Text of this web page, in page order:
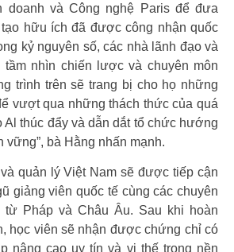
doanh và Công nghệ Paris để đưa
hữu ích đã được công nhận quốc
kỷ nguyên số, các nhà lãnh đạo và
nhìn chiến lược và chuyên môn
trình trên sẽ trang bị cho họ những
vượt qua những thách thức của quá
Al thúc đẩy và dẫn dắt tổ chức hướng
bà Hằng nhấn mạnh.
quản lý Việt Nam sẽ được tiếp cận
giảng viên quốc tế cùng các chuyên
từ Pháp và Châu Âu. Sau khi hoàn
học viên sẽ nhận được chứng chỉ có
nâng cao uy tín và vị thế trong nền